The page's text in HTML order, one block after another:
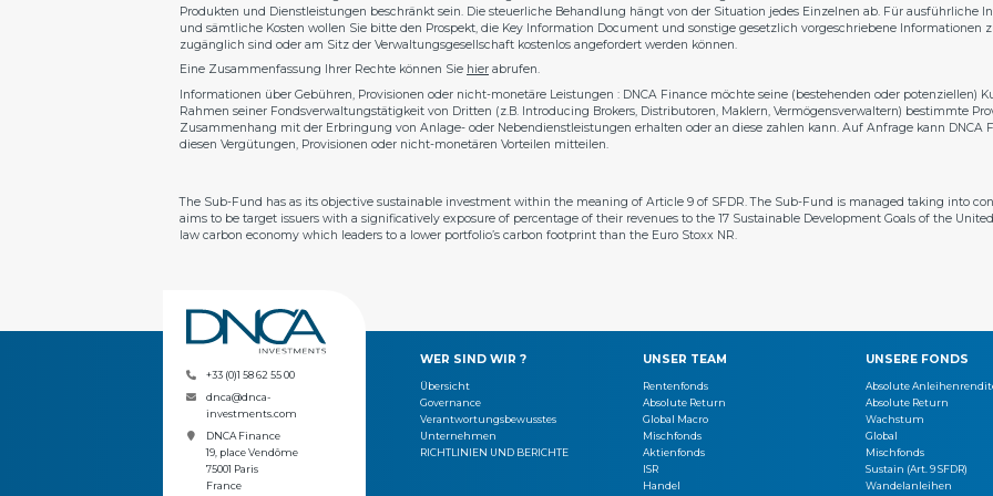
Produkten und Dienstleistungen beschränkt sein. Die steuerliche Behandlung hängt von der Situation jedes Einzelnen ab. Für ausführliche
und sämtliche Kosten wollen Sie bitte den Prospekt, die Key Information Document und sonstige gesetzlich vorgeschriebene Informationen
zugänglich sind oder am Sitz der Verwaltungsgesellschaft kostenlos angefordert werden können.
Eine Zusammenfassung Ihrer Rechte können Sie hier abrufen.
Informationen über Gebühren, Provisionen oder nicht-monetäre Leistungen : DNCA Finance möchte seine (bestehenden oder potenziellen)
Rahmen seiner Fondsverwaltungstätigkeit von Dritten (z.B. Introducing Brokers, Distributoren, Maklern, Vermögensverwaltern) bestimmte
Zusammenhang mit der Erbringung von Anlage- oder Nebendienstleistungen erhalten oder an diese zahlen kann. Auf Anfrage kann DNCA
diesen Vergütungen, Provisionen oder nicht-monetären Vorteilen mitteilen.
The Sub-Fund has as its objective sustainable investment within the meaning of Article 9 of SFDR. The Sub-Fund is managed taking into
aims to be target issuers with a significatively exposure of percentage of their revenues to the 17 Sustainable Development Goals of the
law carbon economy which leaders to a lower portfolio’s carbon footprint than the Euro Stoxx NR.
+33 (0)1 58 62 55 00
dnca@dnca-
investments.com
DNCA Finance
19, place Vendôme
75001 Paris
France
WER SIND WIR ?
Übersicht
Governance
Verantwortungsbewusstes
Unternehmen
RICHTLINIEN UND BERICHTE
UNSER TEAM
Rentenfonds
Absolute Return
Global Macro
Mischfonds
Aktienfonds
ISR
Handel
UNSERE FONDS
Absolute
Absolute Return
Wachstum
Global
Mischfonds
Sustain (Art. 9 SFDR)
Wandelanleihen